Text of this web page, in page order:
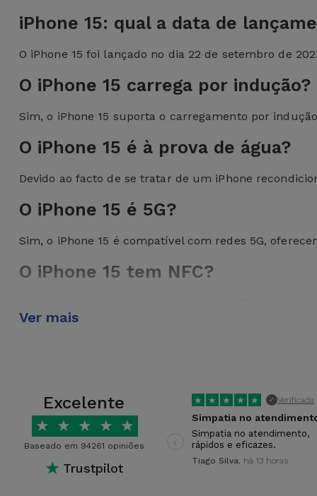
iPhone 15: qual a data de
O iPhone 15 foi lançado no dia 22 de setembro de
O iPhone 15 carrega por indução?
Sim, o iPhone 15 suporta o carregamento por
O iPhone 15 é à prova de água?
Devido ao facto de se tratar de um iPhone
O iPhone 15 é 5G?
Sim, o iPhone 15 é compatível com redes 5G,
O iPhone 15 tem NFC?
toque do seu iPhone.
proporcionando flexibilidade nas opções de fotografia.
O iPhone 15 inclui carregador?
Não, o iPhone 15 não inclui um carregador na
Ver mais
Excelente
★ ★ ★ ★ ★
Baseado em 94261 opiniões
★ Trustpilot
★ ★ ★ ★ ★ ✓ Verificada
Simpatia no
Simpatia no atendimento,
rápidos e eficazes.
Tiago Silva, há 13 horas